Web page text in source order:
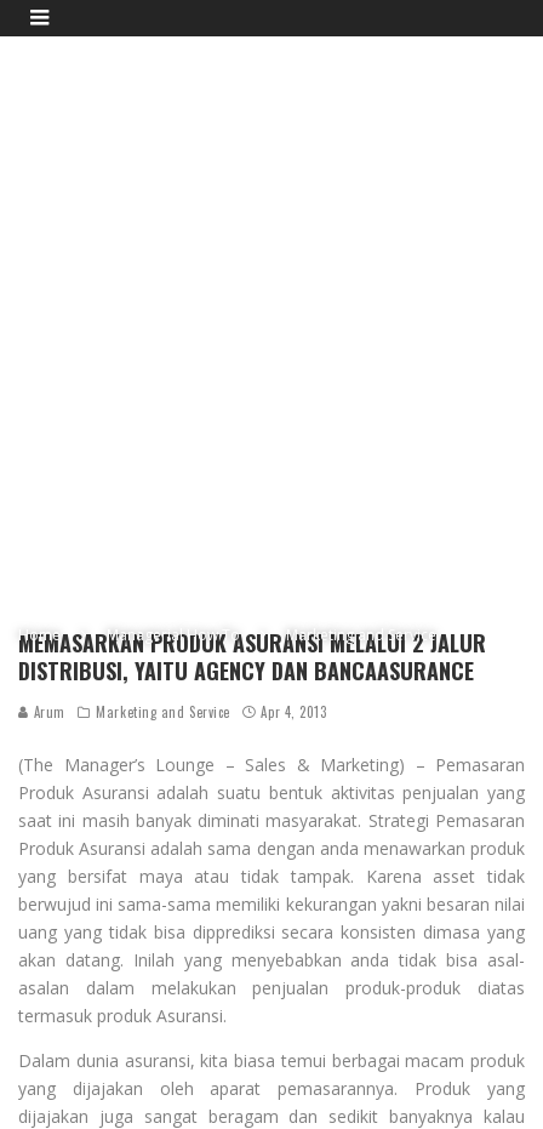
Home Managerial How To Marketing and Service
MEMASARKAN PRODUK ASURANSI MELALUI 2 JALUR
DISTRIBUSI, YAITU AGENCY DAN BANCAASURANCE
Arum Marketing and Service Apr 4, 2013
(The Manager’s Lounge – Sales & Marketing) – Pemasaran
Produk Asuransi adalah suatu bentuk aktivitas penjualan yang
saat ini masih banyak diminati masyarakat. Strategi Pemasaran
Produk Asuransi adalah sama dengan anda menawarkan produk
yang bersifat maya atau tidak tampak. Karena asset tidak
berwujud ini sama-sama memiliki kekurangan yakni besaran nilai
uang yang tidak bisa dipprediksi secara konsisten dimasa yang
akan datang. Inilah yang menyebabkan anda tidak bisa asal-
asalan dalam melakukan penjualan produk-produk diatas
termasuk produk Asuransi.
Dalam dunia asuransi, kita biasa temui berbagai macam produk
yang dijajakan oleh aparat pemasarannya. Produk yang
dijajakan juga sangat beragam dan sedikit banyaknya kalau